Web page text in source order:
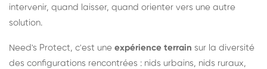
intervenir, quand laisser, quand orienter vers une autre
solution.
Need's Protect, c'est une expérience terrain sur la diversité
des configurations rencontrées : nids urbains, nids ruraux,